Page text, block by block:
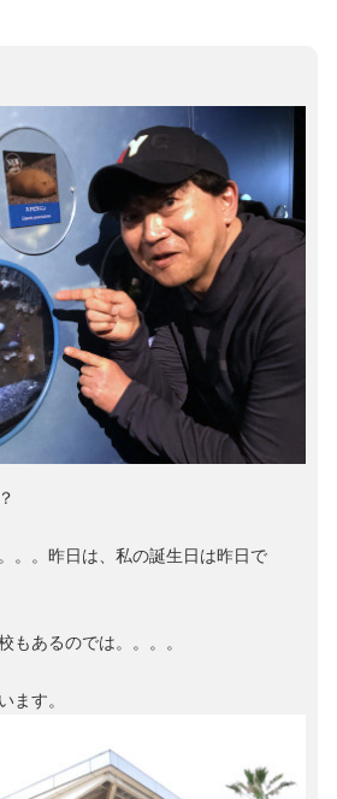
。。昨日は、私の誕生日は昨日で
もあるのでは。。。。
ます。